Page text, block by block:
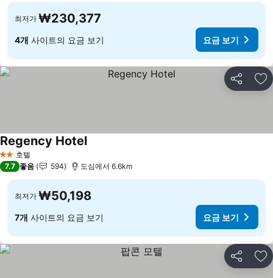
최저가 ₩230,377
4개 사이트의 요금 보기 요금 보기
공유 즐
2 성급호텔
Regency Hotel요금 보기
7.7 좋음 594 도심에서 6.6km
최저가 ₩50,198
7개 사이트의 요금 보기 요금 보기
공유 즐